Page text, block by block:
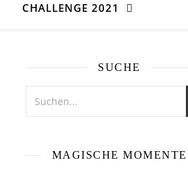
CHALLENGE 2021
SUCHE
MAGISCHE MOMENTE